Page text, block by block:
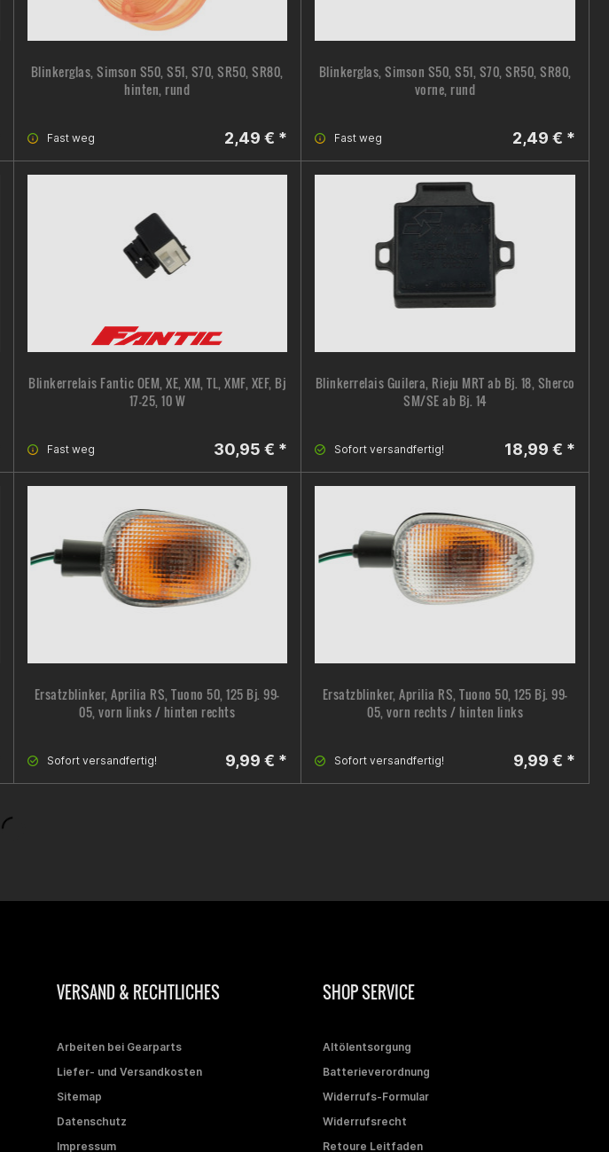
Blinkerglas, Simson S50, S51, S70, SR50, SR80,
hinten, rund
Fast weg 2,49 € *
Blinkerglas, Simson S50, S51, S70, SR50, SR80,
vorne, rund
Fast weg 2,49 € *
Blinkerrelais Fantic OEM, XE, XM, TL, XMF, XEF, Bj
17-25, 10 W
Fast weg 30,95 € *
Blinkerrelais Guilera, Rieju MRT ab Bj. 18, Sherco
SM/SE ab Bj. 14
Sofort versandfertig! 18,99 € *
Ersatzblinker, Aprilia RS, Tuono 50, 125 Bj. 99-
05, vorn links / hinten rechts
Sofort versandfertig! 9,99 € *
Ersatzblinker, Aprilia RS, Tuono 50, 125 Bj. 99-
05, vorn rechts / hinten links
Sofort versandfertig! 9,99 € *
VERSAND & RECHTLICHES
Arbeiten bei Gearparts
Liefer- und Versandkosten
Sitemap
Datenschutz
Impressum
SHOP SERVICE
Altölentsorgung
Batterieverordnung
Widerrufs-Formular
Widerrufsrecht
Retoure Leitfaden